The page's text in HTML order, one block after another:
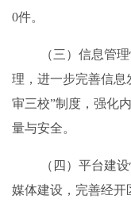
0件。
（三）信息管理
理，进一步完善信息
审三校”制度，强化
量与安全。
（四）平台建设
媒体建设，完善经开